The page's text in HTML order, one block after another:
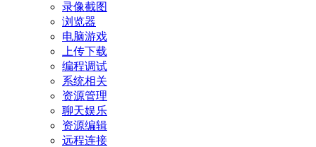
录像截图
浏览器
电脑游戏
上传下载
编程调试
系统相关
资源管理
聊天娱乐
资源编辑
远程连接